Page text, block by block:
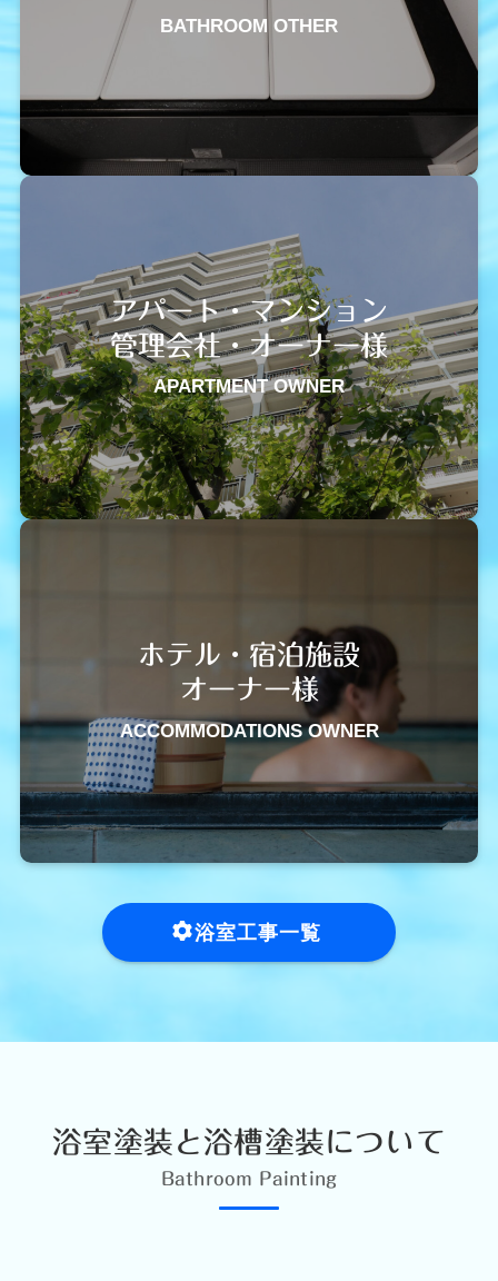
BATHROOM OTHER
アパート・マンション
管理会社・オーナー様
APARTMENT OWNER
ホテル・宿泊施設
オーナー様
ACCOMMODATIONS OWNER
浴室工事一覧
浴室塗装と浴槽塗装について
Bathroom Painting